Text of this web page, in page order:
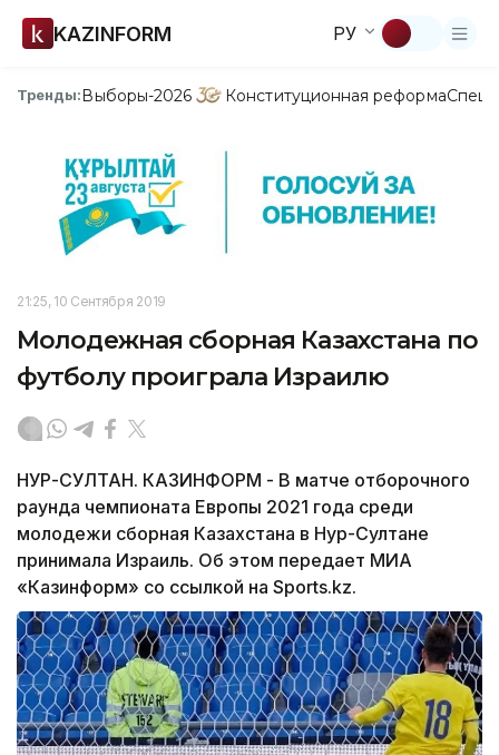
KAZINFORM РУ
Тренды:Выборы-2026 Конституционная реформа
21:25, 10 Сентября 2019
Молодежная сборная Казахстана по
футболу проиграла Израилю
НУР-СУЛТАН. КАЗИНФОРМ ­- В матче отборочного
раунда чемпионата Европы 2021 года среди
молодежи сборная Казахстана в Нур-Султане
принимала Израиль. Об этом передает МИА
«Казинформ» со ссылкой на Sports.kz.